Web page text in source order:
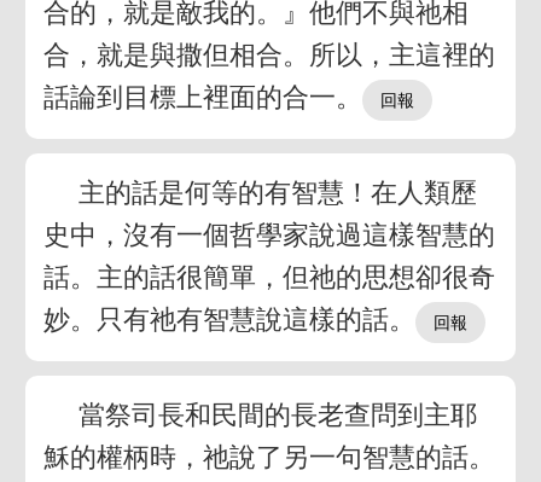
合的，就是敵我的。』他們不與祂相
合，就是與撒但相合。所以，主這裡的
話論到目標上裡面的合一。
主的話是何等的有智慧！在人類歷
史中，沒有一個哲學家說過這樣智慧的
話。主的話很簡單，但祂的思想卻很奇
妙。只有祂有智慧說這樣的話。
當祭司長和民間的長老查問到主耶
穌的權柄時，祂說了另一句智慧的話。